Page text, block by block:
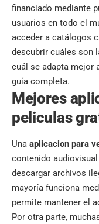
financiado mediante
usuarios en todo el
acceder a catálogos
descubrir cuáles son
cuál se adapta mejor
guía completa.
Mejores
peliculas
Una aplicacion para
contenido
descargar archivos
mayoría funciona
permite mantener el
Por otra parte,